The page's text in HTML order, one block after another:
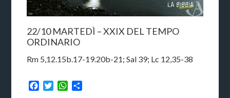
22/10 MARTEDÌ – XXIX DEL TEMPO
ORDINARIO
Rm 5,12.15b.17-19.20b-21; Sal 39; Lc 12,35-38
Facebook
TwitterWhatsApp